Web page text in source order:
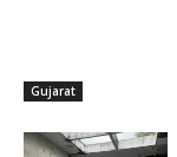
Gujarat